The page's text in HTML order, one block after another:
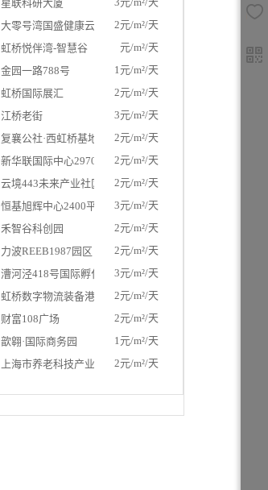
星联科研大厦
大零号湾国盛健康云城
2元/m²/天
虹桥悦伴湾-智慧谷
元/m²/天
金园一路788号
1元/m²/天
虹桥国际展汇
2元/m²/天
江桥老街
3元/m²/天
复襄公社·西虹桥基地
2元/m²/天
新华联国际中心2970平米（独栋）
2元/m²/天
云境443未来产业社区
2元/m²/天
恒基旭辉中心2400平米（独栋）
3元/m²/天
禾智谷科创园
2元/m²/天
力波REEB1987园区（独栋，17米层高）
2元/m²/天
漕河泾418号国际孵化中心3元/m²/天
虹桥数字物流装备港
2元/m²/天
财富108广场
2元/m²/天
歆翱·国际商务园
1元/m²/天
上海市养老科技产业园
2元/m²/天